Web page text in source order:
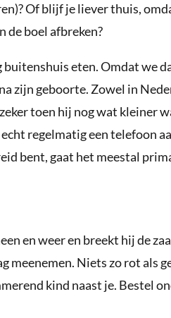
Of blijf je liever thuis,
de boel afbreken?
eten. Omdat we
zijn geboorte. Zowel in
toen hij nog wat kleiner
regelmatig een telefoon
bent, gaat het meestal
en weer en breekt hij de
meenemen. Niets zo rot als
kind naast je. Bestel